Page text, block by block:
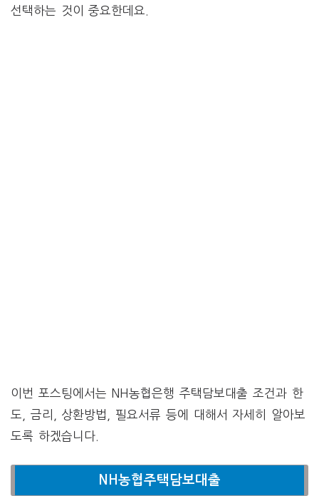
선택하는 것이 중요한데요.
이번 포스팅에서는 NH농협은행 주택담보대출 조건과 한
도, 금리, 상환방법, 필요서류 등에 대해서 자세히 알아보
도록 하겠습니다.
NH농협주택담보대출